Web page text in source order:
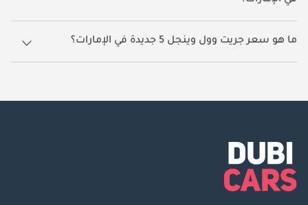
3 سيارة جريت وول وينجل 5 جديدة متوفرة للبيع في الإمارات.
ما هو سعر جريت وول وينجل 5 جديدة في الإمارات؟
يبدأ سعر سيارة جريت وول وينجل 5 جديدة في الإمارات 41,000.